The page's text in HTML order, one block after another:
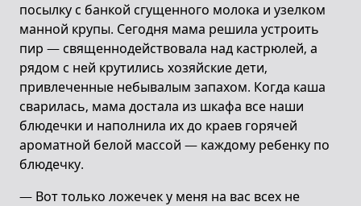
посылку с банкой сгущенного молока и узелком
манной крупы. Сегодня мама решила устроить
пир — священнодействовала над кастрюлей, а
рядом с ней крутились хозяйские дети,
привлеченные небывалым запахом. Когда каша
сварилась, мама достала из шкафа все наши
блюдечки и наполнила их до краев горячей
ароматной белой массой — каждому ребенку по
блюдечку.
— Вот только ложечек у меня на вас всех не